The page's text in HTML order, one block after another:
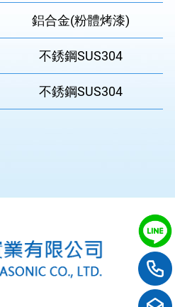
鋁合金(粉體烤漆)
不銹鋼SUS304
不銹鋼SUS304